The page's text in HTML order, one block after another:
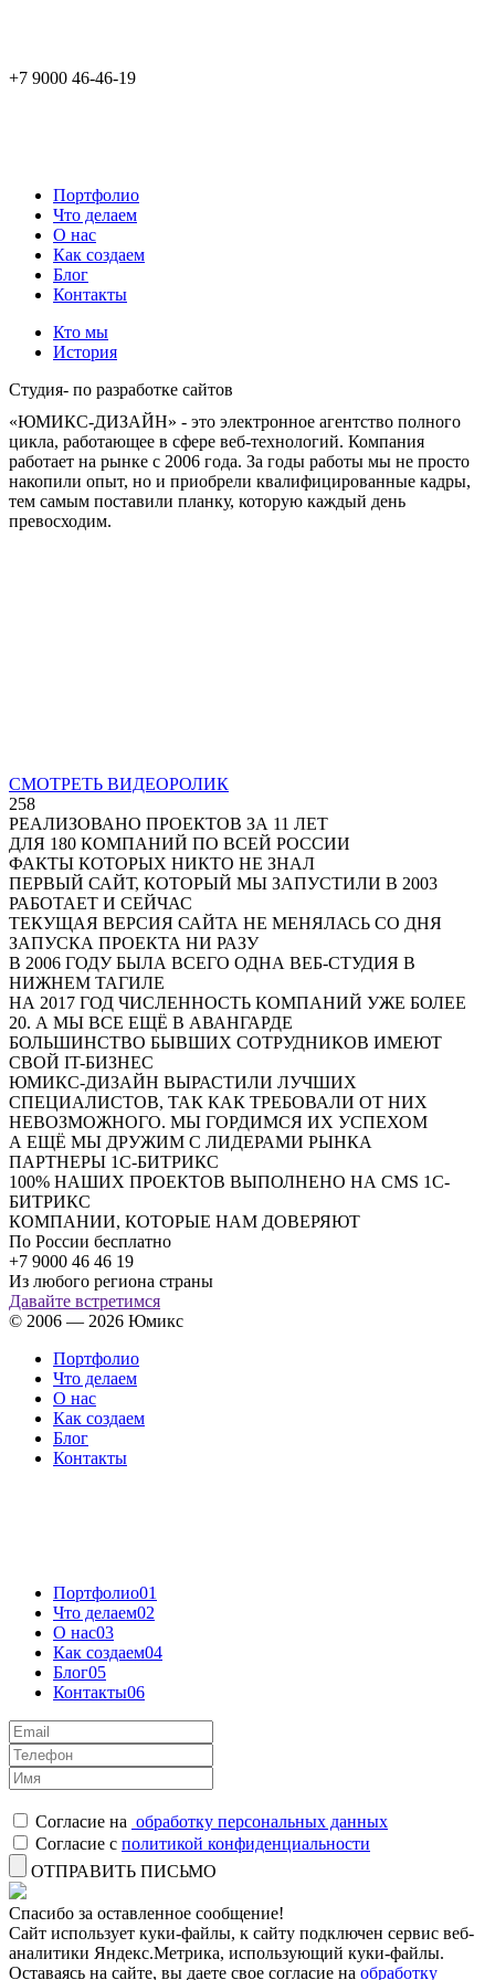
+7 9000 46-46-19
Портфолио
Что делаем
О нас
Как создаем
Блог
Контакты
Кто мы
История
Студия- по разработке сайтов
«ЮМИКС-ДИЗАЙН» - это электронное агентство полного
цикла, работающее в сфере веб-технологий. Компания
работает на рынке с 2006 года. За годы работы мы не просто
накопили опыт, но и приобрели квалифицированные кадры,
тем самым поставили планку, которую каждый день
превосходим.
СМОТРЕТЬ ВИДЕОРОЛИК
258
РЕАЛИЗОВАНО ПРОЕКТОВ ЗА 11 ЛЕТ
ДЛЯ 180 КОМПАНИЙ ПО ВСЕЙ РОССИИ
ФАКТЫ КОТОРЫХ НИКТО НЕ ЗНАЛ
ПЕРВЫЙ САЙТ, КОТОРЫЙ МЫ ЗАПУСТИЛИ В 2003
РАБОТАЕТ И СЕЙЧАС
ТЕКУЩАЯ ВЕРСИЯ САЙТА НЕ МЕНЯЛАСЬ СО ДНЯ
ЗАПУСКА ПРОЕКТА НИ РАЗУ
В 2006 ГОДУ БЫЛА ВСЕГО ОДНА ВЕБ-СТУДИЯ В
НИЖНЕМ ТАГИЛЕ
НА 2017 ГОД ЧИСЛЕННОСТЬ КОМПАНИЙ УЖЕ БОЛЕЕ
20. А МЫ ВСЕ ЕЩЁ В АВАНГАРДЕ
БОЛЬШИНСТВО БЫВШИХ СОТРУДНИКОВ ИМЕЮТ
СВОЙ IT-БИЗНЕС
ЮМИКС-ДИЗАЙН ВЫРАСТИЛИ ЛУЧШИХ
СПЕЦИАЛИСТОВ, ТАК КАК ТРЕБОВАЛИ ОТ НИХ
НЕВОЗМОЖНОГО. МЫ ГОРДИМСЯ ИХ УСПЕХОМ
А ЕЩЁ МЫ ДРУЖИМ С ЛИДЕРАМИ РЫНКА
ПАРТНЕРЫ 1С-БИТРИКС
100% НАШИХ ПРОЕКТОВ ВЫПОЛНЕНО НА CMS 1С-
БИТРИКС
КОМПАНИИ, КОТОРЫЕ НАМ ДОВЕРЯЮТ
По России бесплатно
+7 9000 46 46 19
Из любого региона страны
Давайте встретимся
© 2006 — 2026 Юмикс
Портфолио
Что делаем
О нас
Как создаем
Блог
Контакты
Портфолио01
Что делаем02
О нас03
Как создаем04
Блог05
Контакты06
Согласие на обработку персональных данных
Согласие с политикой конфиденциальности
ОТПРАВИТЬ ПИСЬМО
Спасибо за оставленное сообщение!
Сайт использует куки-файлы, к сайту подключен сервис веб-
аналитики Яндекс.Метрика, использующий куки-файлы.
Оставаясь на сайте, вы даете свое согласие на обработку